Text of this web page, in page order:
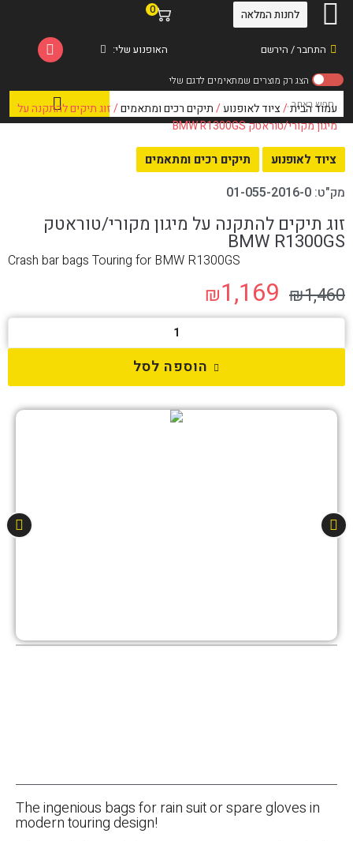
התחבר / הירשם
0
האופנוע שלי:
לחנות המלאה
עמוד הבית/ציוד לאופנוע/תיקים רכים ומתאמים/ זוג תיקים להתקנה על
מיגון מקורי/טוראטק BMW R1300GS
ציוד לאופנוע תיקים רכים ומתאמים
מק"ט: 01-055-2016-0
זוג תיקים להתקנה על מיגון מקורי/טוראטק
BMW R1300GS
Crash bar bags Touring for BMW R1300GS
₪1,460
₪1,169
הוספה לסל
The ingenious bags for rain suit or spare gloves in
modern touring design!